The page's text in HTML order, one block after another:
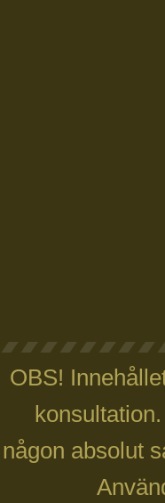
OBS!
någon absolut